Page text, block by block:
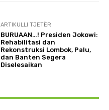
ARTIKULLI TJETËR
BURUAAN…! Presiden Jokowi:
Rehabilitasi dan
Rekonstruksi Lombok, Palu,
dan Banten Segera
Diselesaikan